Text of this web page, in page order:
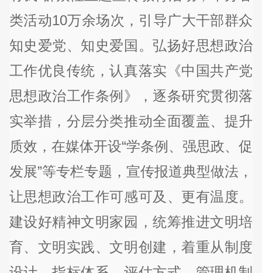
类活动10万余场次，引导广大干部群众
知史爱党、知史爱国。弘扬好思想政治
工作优良传统，认真落实《中国共产党
思想政治工作条例》，逐条研究贯彻落
实举措，分层分类推动全面覆盖、提升
质效，在媒体开设“学条例、强思政、促
发展”等专栏专题，宣传报道典型做法，
让思想政治工作可感可及、更有温度。
建设好精神文明家园，统筹推进文明培
育、文明实践、文明创建，着重从制度